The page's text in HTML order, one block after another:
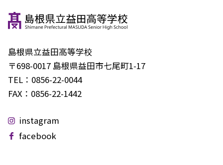
島根県立益田高等学校
〒698-0017 島根県益田市七尾町1-17
TEL： 0856-22-0044
FAX： 0856-22-1442
instagram
facebook